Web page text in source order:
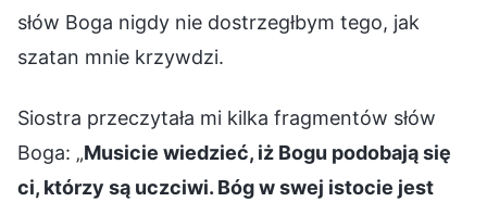
słów Boga nigdy nie dostrzegłbym tego, jak
szatan mnie krzywdzi.
Siostra przeczytała mi kilka fragmentów słów
Boga: „Musicie wiedzieć, iż Bogu podobają się
ci, którzy są uczciwi. Bóg w swej istocie jest